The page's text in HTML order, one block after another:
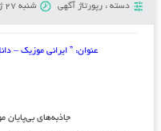
دسته : رپورتاژ آگهی شنبه 27 ژانویه 2024
عنوان: ” ایرانی موزیک –
جاذبه‌های